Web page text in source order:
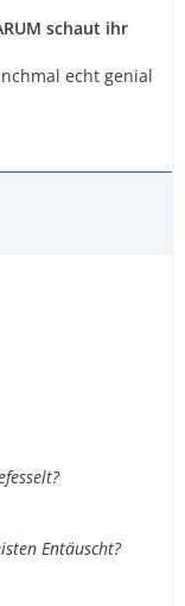
schaut ihr
echt genial
Entäuscht?